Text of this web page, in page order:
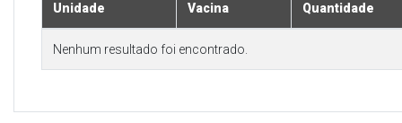
Unidade Vacina Quantidade
Nenhum resultado foi encontrado.